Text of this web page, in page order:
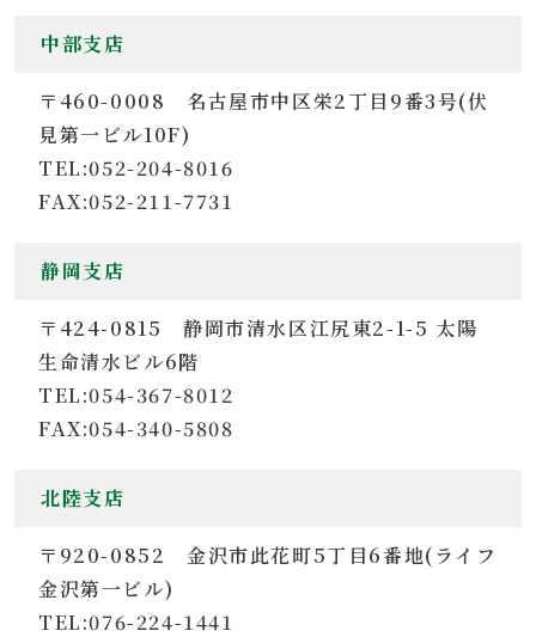
中部支店
〒460-0008 名古屋市中区栄2丁目9番3号(伏
見第一ビル10F)
TEL:052-204-8016
FAX:052-211-7731
静岡支店
〒424-0815 静岡市清水区江尻東2-1-5 太陽
生命清水ビル6階
TEL:054-367-8012
FAX:054-340-5808
北陸支店
〒920-0852 金沢市此花町5丁目6番地(ライフ
金沢第一ビル)
TEL:076-224-1441